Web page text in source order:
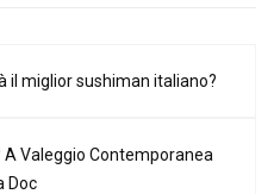
il miglior sushiman italiano?
Valeggio Contemporanea
Doc